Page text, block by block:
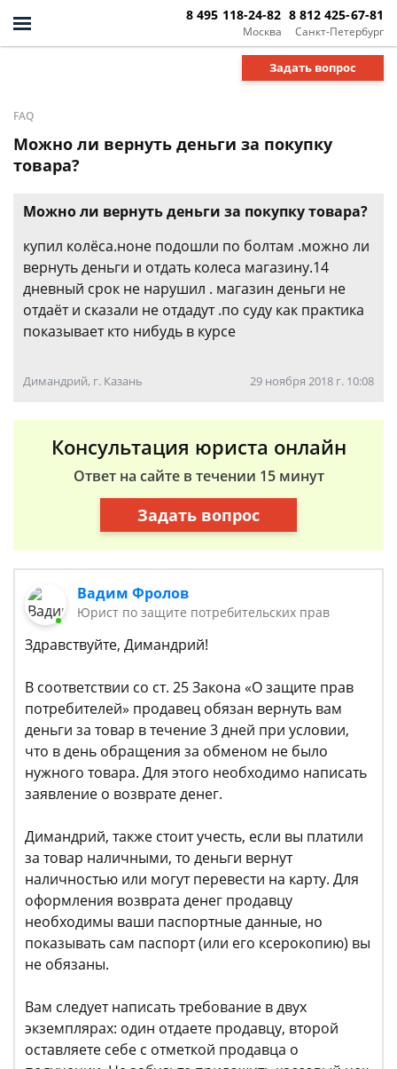
Москва
8 495 118-24-82
Санкт-Петербург
8 812 425-67-81
Задать вопрос
FAQ
Можно ли вернуть деньги за покупку
товара?
Можно ли вернуть деньги за покупку товара?
купил колёса.ноне подошли по болтам .можно ли
вернуть деньги и отдать колеса магазину.14
дневный срок не нарушил . магазин деньги не
отдаёт и сказали не отдадут .по суду как практика
показывает кто нибудь в курсе
Димандрий, г. Казань 29 ноября 2018 г. 10:08
Консультация юриста онлайн
Ответ на сайте в течении 15 минут
Задать вопрос
Вадим Фролов
Юрист по защите потребительских прав
Здравствуйте, Димандрий!
В соответствии со ст. 25 Закона «О защите прав
потребителей» продавец обязан вернуть вам
деньги за товар в течение 3 дней при условии,
что в день обращения за обменом не было
нужного товара. Для этого необходимо написать
заявление о возврате денег.
Димандрий, также стоит учесть, если вы платили
за товар наличными, то деньги вернут
наличностью или могут перевести на карту. Для
оформления возврата денег продавцу
необходимы ваши паспортные данные, но
показывать сам паспорт (или его ксерокопию) вы
не обязаны.
Вам следует написать требование в двух
экземплярах: один отдаете продавцу, второй
оставляете себе с отметкой продавца о